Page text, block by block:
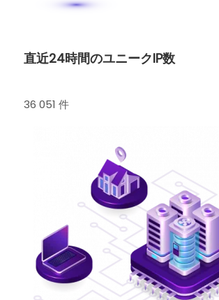
直近24時間のユニークIP数
36 051 件